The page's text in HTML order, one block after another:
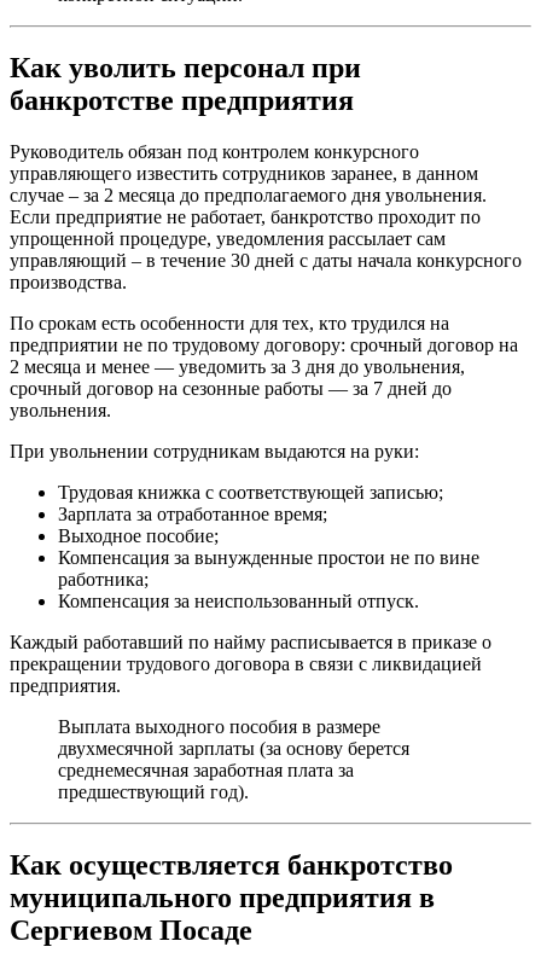
Как уволить персонал при
банкротстве предприятия
Руководитель обязан под контролем конкурсного
управляющего известить сотрудников заранее, в данном
случае – за 2 месяца до предполагаемого дня увольнения.
Если предприятие не работает, банкротство проходит по
упрощенной процедуре, уведомления рассылает сам
управляющий – в течение 30 дней с даты начала конкурсного
производства.
По срокам есть особенности для тех, кто трудился на
предприятии не по трудовому договору: срочный договор на
2 месяца и менее — уведомить за 3 дня до увольнения,
срочный договор на сезонные работы — за 7 дней до
увольнения.
При увольнении сотрудникам выдаются на руки:
Трудовая книжка с соответствующей записью;
Зарплата за отработанное время;
Выходное пособие;
Компенсация за вынужденные простои не по вине
работника;
Компенсация за неиспользованный отпуск.
Каждый работавший по найму расписывается в приказе о
прекращении трудового договора в связи с ликвидацией
предприятия.
Выплата выходного пособия в размере
двухмесячной зарплаты (за основу берется
среднемесячная заработная плата за
предшествующий год).
Как осуществляется банкротство
муниципального предприятия в
Сергиевом Посаде